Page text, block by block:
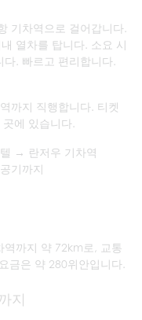
기차역으로 걸어갑니다.
열차를 탑니다. 소요 시
. 빠르고 편리합니다.
까지 직행합니다. 티켓
에 있습니다.
→ 란저우 기차역
기까지
역까지 약 72km로, 교통
금은 약 280위안입니다.
지